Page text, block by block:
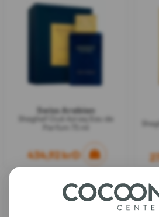
Swiss Arabian
Shaghaf Oud Azraq Eau de
434,92 krD
Udsolgt